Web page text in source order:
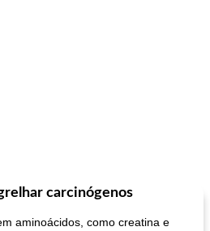
carcinógenos
aminoácidos, como creatina e